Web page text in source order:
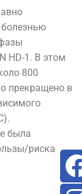
болезнью
HD-1. В этом
800
прекращено в
была
риска